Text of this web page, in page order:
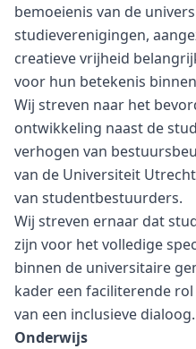
bemoeienis van de
studieverenigingen,
creatieve vrijheid
voor hun betekenis
Wij streven naar het
ontwikkeling naast de
verhogen van
van de Universiteit
van studentbestuurders.
Wij streven ernaar dat
zijn voor het volledige
binnen de universitaire
kader een faciliterende
van een inclusieve dialoog.
Onderwijs